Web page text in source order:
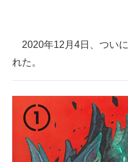
スマホと通信の最新トレンド
好きが集まる 比べて選べる
ビジネスと働き方のヒント
AI活用のいまが分かる
2020年12月4日、ついに
れた。